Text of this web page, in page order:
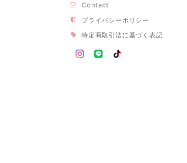
Contact
プライバシーポリシー
特定商取引法に基づく表記